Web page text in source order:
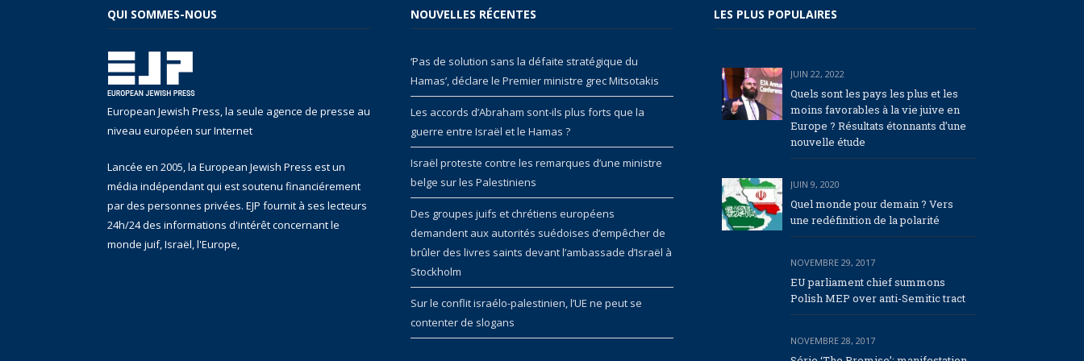
QUI SOMMES-NOUS
European Jewish Press, la seule agence de presse au
niveau européen sur Internet
Lancée en 2005, la European Jewish Press est un
média indépendant qui est soutenu financiérement
par des personnes privées. EJP fournit à ses lecteurs
24h/24 des informations d'intérêt concernant le
monde juif, Israël, l'Europe,
NOUVELLES RÉCENTES
‘Pas de solution sans la défaite stratégique du
Hamas’, déclare le Premier ministre grec Mitsotakis
Les accords d’Abraham sont-ils plus forts que la
guerre entre Israël et le Hamas ?
Israël proteste contre les remarques d’une ministre
belge sur les Palestiniens
Des groupes juifs et chrétiens européens
demandent aux autorités suédoises d’empêcher de
brûler des livres saints devant l’ambassade d’Israël à
Stockholm
Sur le conflit israélo-palestinien, l’UE ne peut se
contenter de slogans
LES PLUS POPULAIRES
JUIN 22, 2022
Quels sont les pays les plus et les
moins favorables à la vie juive en
Europe ? Résultats étonnants d’une
nouvelle étude
JUIN 9, 2020
Quel monde pour demain ? Vers
une redéfinition de la polarité
NOVEMBRE 29, 2017
EU parliament chief summons
Polish MEP over anti-Semitic tract
NOVEMBRE 28, 2017